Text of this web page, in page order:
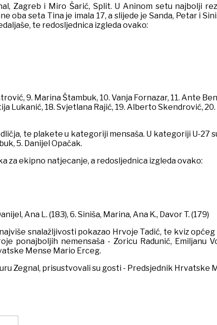
Zagreb i Miro Šarić, Split. U Aninom setu najbolji
oba seta Tina je imala 17, a slijede je Sanda, Petar i
te redosljednica izgleda ovako:
9. Marina Štambuk, 10. Vanja Fornazar, 11. Ante
Lukanić, 18. Svjetlana Rajić, 19. Alberto Skendrović,
te plakete u kategoriji mensaša. U kategoriji U-27
5. Danijel Opačak.
za ekipno natjecanje, a redosljednica izgleda ovako:
Ana L. (183), 6. Siniša, Marina, Ana K., Davor T. (179)
snalažljivosti pokazao Hrvoje Tadić, te kviz
ponajboljih nemensaša - Zoricu Radunić, Emiljanu
Mense Mario Erceg.
Zegnal, prisustvovali su gosti - Predsjednik Hrvatske